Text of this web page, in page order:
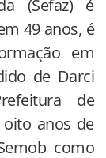
(Sefaz) é
49 anos, é
em
de Darci
de
oito anos de
como